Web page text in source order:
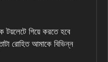
গিয়ে করতে হবে
রোহিত আমাকে বিভিন্ন